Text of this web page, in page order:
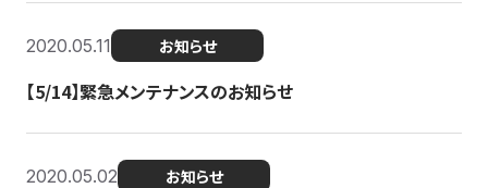
2020.05.11 お知らせ
【5/14】緊急メンテナンスのお知らせ
2020.05.02 お知らせ